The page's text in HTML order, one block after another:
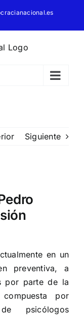
Siguiente
en un
preventiva, a
por parte de la
por
psicólogos